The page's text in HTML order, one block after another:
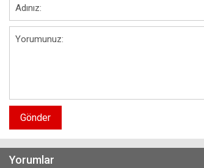
Gönder
Yorumlar